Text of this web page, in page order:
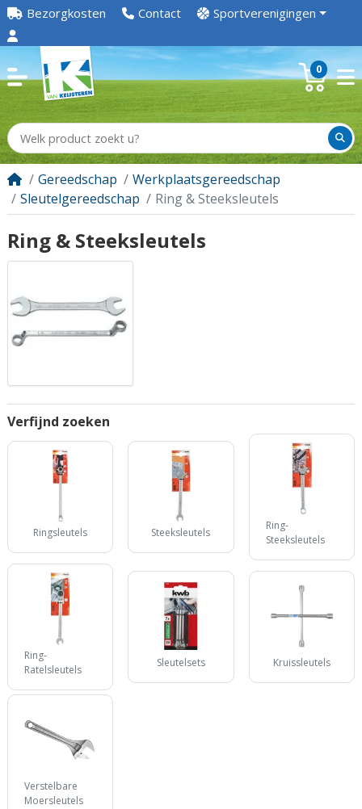
Bezorgkosten Contact Sportverenigingen
0
Gereedschap
Werkplaatsgereedschap
Sleutelgereedschap
Ring & Steeksleutels
Ring & Steeksleutels
Verfijnd zoeken
Ringsleutels Steeksleutels
Ring-
Steeksleutels
Ring-
Ratelsleutels
Sleutelsets Kruissleutels
Verstelbare
Moersleutels